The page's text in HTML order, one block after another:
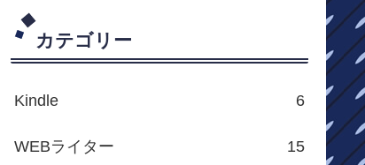
カテゴリー
Kindle 6
WEBライター 15